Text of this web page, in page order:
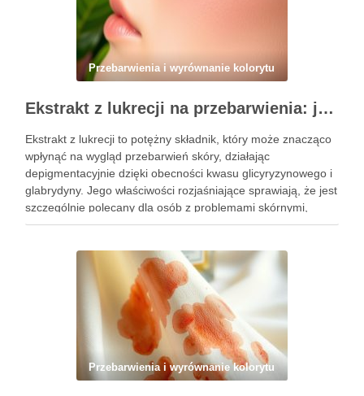
Przebarwienia i wyrównanie kolorytu
Ekstrakt z lukrecji na przebarwienia: jak działa i kiedy warto go stosować w pielęgnacji skóry
Ekstrakt z lukrecji to potężny składnik, który może znacząco
wpłynąć na wygląd przebarwień skóry, działając
depigmentacyjnie dzięki obecności kwasu glicyryzynowego i
glabrydyny. Jego właściwości rozjaśniające sprawiają, że jest
szczególnie polecany dla osób z problemami skórnymi,
takimi jak przebarwienia czy zmiany potrądzikowe. Warto
Przebarwienia i wyrównanie kolorytu